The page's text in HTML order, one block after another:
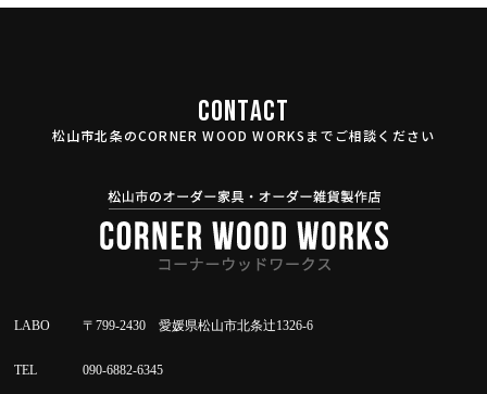
CONTACT
松山市北条のCORNER WOOD WORKSまでご相談ください
LABO 〒799-2430 愛媛県松山市北条辻1326-6
TEL 090-6882-6345